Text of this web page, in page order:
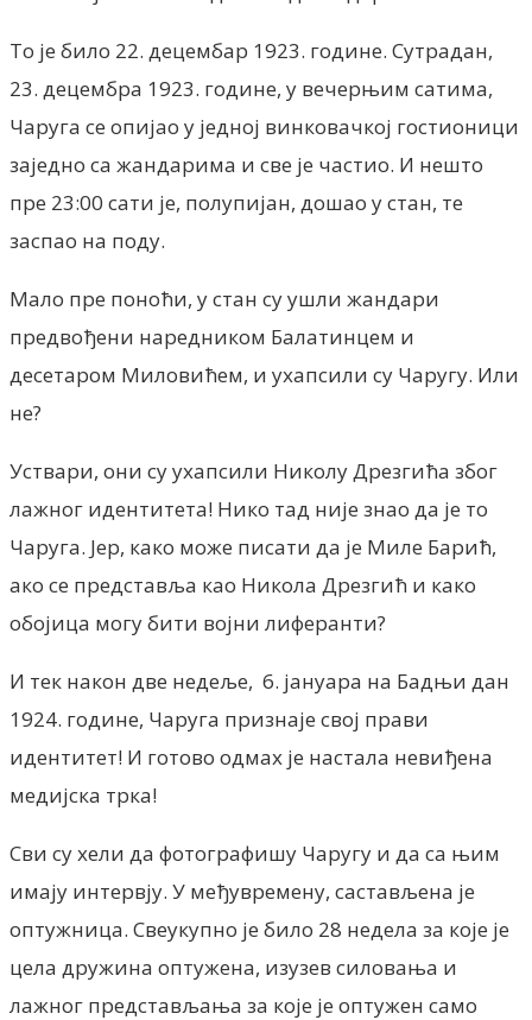
То је било 22. децембар 1923. године. Сутрадан,
23. децембра 1923. године, у вечерњим сатима,
Чаруга се опијао у једној винковачкој гостионици
заједно са жандарима и све је частио. И нешто
пре 23:00 сати је, полупијан, дошао у стан, те
заспао на поду.
Мало пре поноћи, у стан су ушли жандари
предвођени наредником Балатинцем и
десетаром Миловићем, и ухапсили су Чаругу. Или
не?
Уствари, они су ухапсили Николу Дрезгића због
лажног идентитета! Нико тад није знао да је то
Чаруга. Јер, како може писати да је Миле Барић,
ако се представља као Никола Дрезгић и како
обојица могу бити војни лиферанти?
И тек након две недеље, 6. јануара на Бадњи дан
1924. године, Чаруга признаје свој прави
идентитет! И готово одмах је настала невиђена
медијска трка!
Сви су хели да фотографишу Чаругу и да са њим
имају интервју. У међувремену, састављена је
оптужница. Свеукупно је било 28 недела за које је
цела дружина оптужена, изузев силовања и
лажног представљања за које је оптужен само